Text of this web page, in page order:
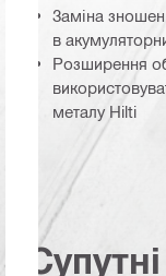
Заміна
в
Розширення
металу Hilti